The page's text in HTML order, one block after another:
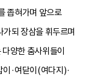
좁혀가며 앞으로
가되 장삼을 휘두르며
양한 춤사위들이
·여닫이(여다지)·